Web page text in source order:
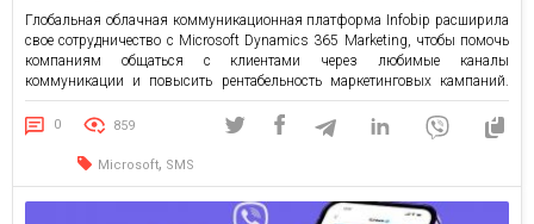
Глобальная облачная коммуникационная платформа Infobip расширила
свое сотрудничество с Microsoft Dynamics 365 Marketing, чтобы помочь
компаниям общаться с клиентами через любимые каналы
коммуникации и повысить рентабельность маркетинговых кампаний.
Microsoft интегрировала SMS-каналы Infobip в свою маркетинговую
платформу, позволяющую пользователям Dynamics 365 отправлять и
получать текстовые сообщения в режиме реального времени.
Пользователи все чаще хотят общаться с […]
0 859
Microsoft, SMS